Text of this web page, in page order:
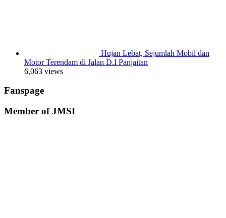
Hujan Lebat, Sejumlah Mobil dan
Motor Terendam di Jalan D.I Panjaitan
6,063 views
Fanspage
Member of JMSI